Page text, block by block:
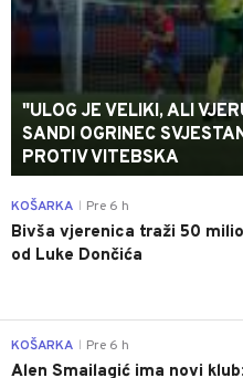
"ULOG JE VELIKI, ALI
SANDI OGRINEC
PROTIV VITEBSKA
KOŠARKA Pre 6 h
Bivša vjerenica traži 50
od Luke Dončića
KOŠARKA Pre 6 h
Alen Smailagić ima novi